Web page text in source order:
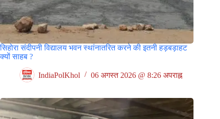
सिहोरा संदीपनी विद्यालय भवन स्थांनातरित करने की इतनी हड़बड़ाहट
क्यों साहब ?
IndiaPolKhol 06 अगस्त 2026 @ 8:26 अपराह्न